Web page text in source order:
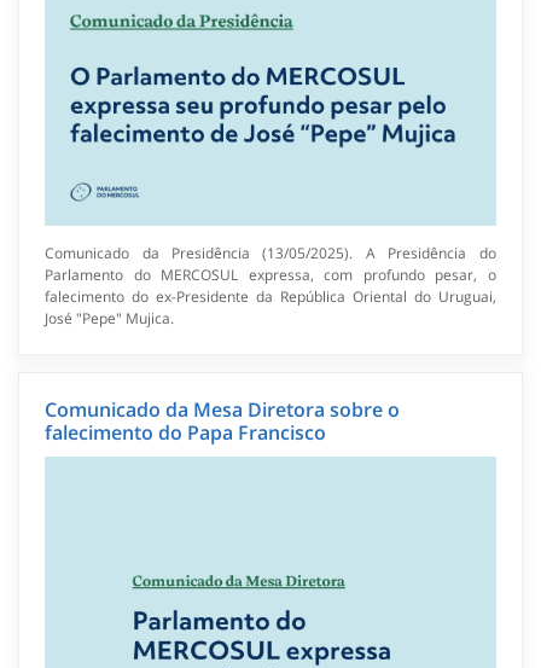
Comunicado da Presidência (13/05/2025). A Presidência do
Parlamento do MERCOSUL expressa, com profundo pesar, o
falecimento do ex-Presidente da República Oriental do Uruguai,
José "Pepe" Mujica.
Comunicado da Mesa Diretora sobre o
falecimento do Papa Francisco